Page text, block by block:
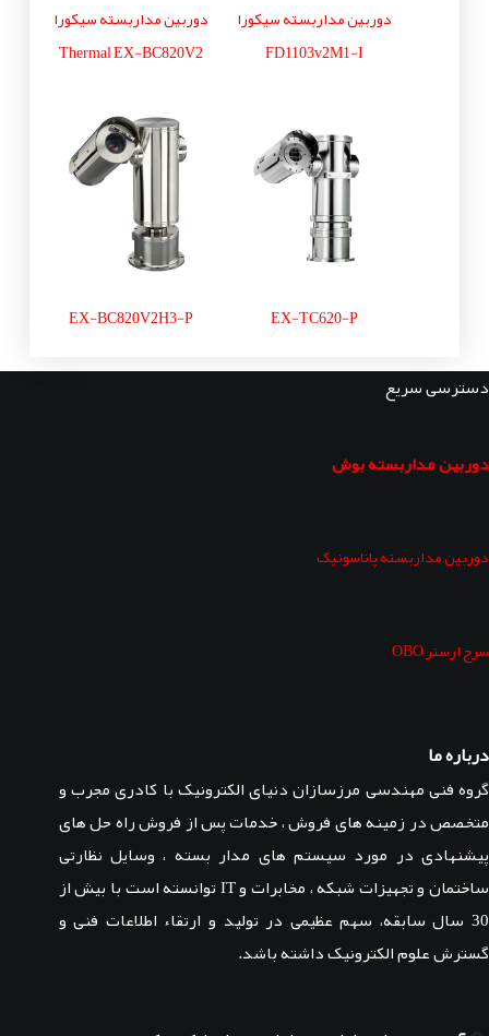
دوربین مداربسته سیکورا
FD1103v2M1-I
دوربین مداربسته سیکورا
Thermal EX-BC820V2
EX-TC620-P
EX-BC820V2H3-P
دسترسی سریع
دوربین مداربسته بوش
دوربین مداربسته پاناسونیک
سرج ارستر OBO
درباره ما
گروه فنی مهندسی مرزسازان دنیای الکترونیک با کادری مجرب و
متخصص در زمینه های فروش ، خدمات پس از فروش راه حل های
پیشنهادی در مورد سیستم های مدار بسته ، وسایل نظارتی
ساختمان و تجهیزات شبکه ، مخابرات و IT توانسته است با بیش از
30 سال سابقه، سهم عظیمی در تولید و ارتقاء اطلاعات فنی و
گسترش علوم الکترونیک داشته باشد.